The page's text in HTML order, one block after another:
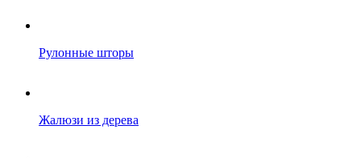
Рулонные шторы
Жалюзи из дерева